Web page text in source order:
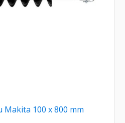
Makita 100 x 800 mm